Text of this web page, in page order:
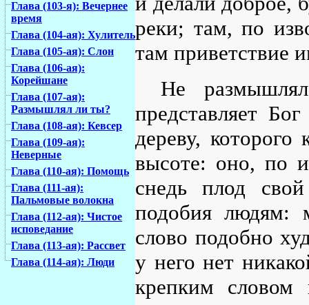
Глава (103-я): Вечернее
время
Глава (104-ая): Хулитель
Глава (105-ая): Слон
Глава (106-ая):
Корейшане
Глава (107-ая):
Размышлял ли ты?
Глава (108-ая): Кевсер
Глава (109-ая):
Неверные
Глава (110-ая): Помощь
Глава (111-ая):
Пальмовые волокна
Глава (112-ая): Чистое
исповедание
Глава (113-ая): Рассвет
Глава (114-ая): Люди
реки; там, по
там приветствие
Не
представляет
дереву,
высоте: оно, по
снедь плод
подобия людям:
слово подобно
у него нет
крепким